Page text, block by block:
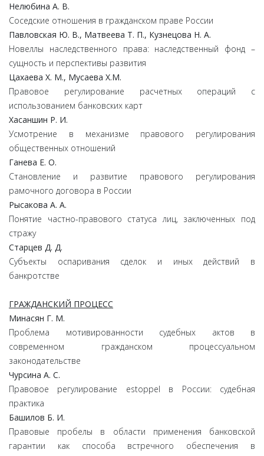
Нелюбина А. В.
Соседские отношения в гражданском праве России
Павловская Ю. В., Матвеева Т. П., Кузнецова Н. А.
Новеллы наследственного права: наследственный фонд –
сущность и перспективы развития
Цахаева Х. М., Мусаева Х.М.
Правовое регулирование расчетных операций с
использованием банковских карт
Хасаншин Р. И.
Усмотрение в механизме правового регулирования
общественных отношений
Ганева Е. О.
Становление и развитие правового регулирования
рамочного договора в России
Рысакова А. А.
Понятие частно-правового статуса лиц, заключенных под
стражу
Старцев Д. Д.
Субъекты оспаривания сделок и иных действий в
банкротстве
ГРАЖДАНСКИЙ ПРОЦЕСС
Минасян Г. М.
Проблема мотивированности судебных актов в
современном гражданском процессуальном
законодательстве
Чурсина А. С.
Правовое регулирование estoppel в России: судебная
практика
Башилов Б. И.
Правовые пробелы в области применения банковской
гарантии как способа встречного обеспечения в